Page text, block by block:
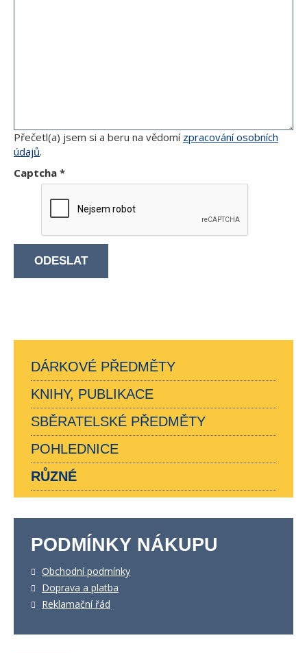
Přečetl(a) jsem si a beru na vědomí zpracování osobních
údajů.
Captcha *
ODESLAT
DÁRKOVÉ PŘEDMĚTY
KNIHY, PUBLIKACE
SBĚRATELSKÉ PŘEDMĚTY
POHLEDNICE
RŮZNÉ
PODMÍNKY NÁKUPU
Obchodní podmínky
Doprava a platba
Reklamační řád